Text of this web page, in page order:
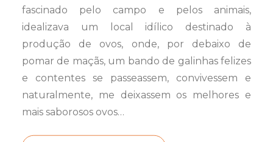
fascinado pelo campo e pelos animais,
idealizava um local idílico destinado à
produção de ovos, onde, por debaixo de
pomar de maçãs, um bando de galinhas felizes
e contentes se passeassem, convivessem e
naturalmente, me deixassem os melhores e
mais saborosos ovos…